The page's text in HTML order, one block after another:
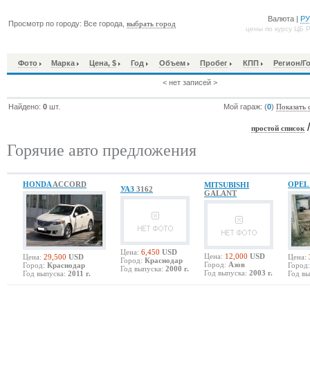
Просмотр по городу: Все города,выбрать город
Валюта |
цены по курсу ЦБ
Фото Марка Цена, $ Год Объем Пробег КПП Регион/
< нет записей >
Найдено:0 шт. Мой гараж: (0)Показать
простой список
Горячие авто предложения
HONDA ACCORD
Цена: 29,500 USD
Город: Краснодар
Год выпуска: 2011 г.
УАЗ 3162
Цена: 6,450 USD
Город: Краснодар
Год выпуска: 2000 г.
MITSUBISHI
GALANT
Цена: 12,000 USD
Город: Азов
Год выпуска: 2003 г.
OPEL
Цена:
Город:
Год